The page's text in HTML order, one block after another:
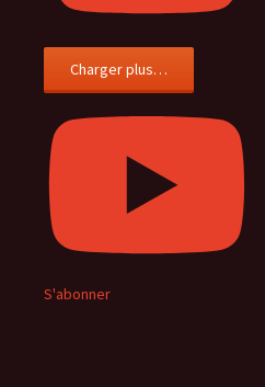
Charger plus…
S'abonner